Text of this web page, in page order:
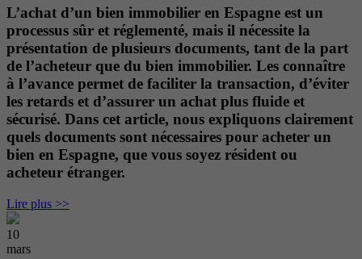
L’achat d’un bien immobilier en Espagne est un
processus sûr et réglementé, mais il nécessite la
présentation de plusieurs documents, tant de la part
de l’acheteur que du bien immobilier. Les connaître
à l’avance permet de faciliter la transaction, d’éviter
les retards et d’assurer un achat plus fluide et
sécurisé. Dans cet article, nous expliquons clairement
quels documents sont nécessaires pour acheter un
bien en Espagne, que vous soyez résident ou
acheteur étranger.
Lire plus >>
10
mars